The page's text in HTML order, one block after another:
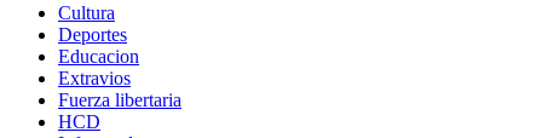
Cultura
Deportes
Educacion
Extravios
Fuerza libertaria
HCD